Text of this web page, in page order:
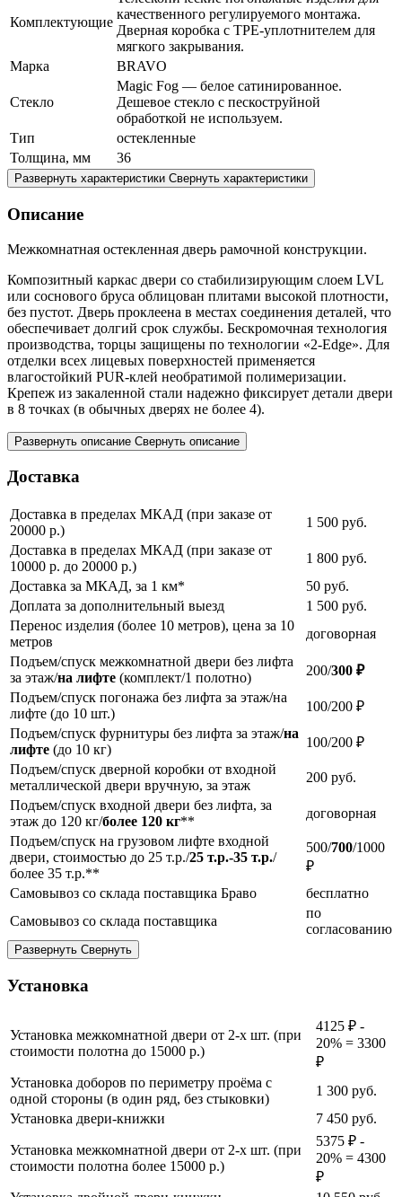
Комплектующие
качественного регулируемого монтажа.
Дверная коробка с TPE-уплотнителем для
мягкого закрывания.
Марка
BRAVO
Стекло
Magic Fog — белое сатинированное.
Дешевое стекло с пескоструйной
обработкой не используем.
Тип
остекленные
Толщина, мм
36
Развернуть характеристики Свернуть характеристики
Описание
Межкомнатная остекленная дверь рамочной конструкции.
Композитный каркас двери со стабилизирующим слоем LVL
или соснового бруса облицован плитами высокой плотности,
без пустот. Дверь проклеена в местах соединения деталей, что
обеспечивает долгий срок службы. Бескромочная технология
производства, торцы защищены по технологии «2-Edge». Для
отделки всех лицевых поверхностей применяется
влагостойкий PUR-клей необратимой полимеризации.
Крепеж из закаленной стали надежно фиксирует детали двери
в 8 точках (в обычных дверях не более 4).
Развернуть описание Свернуть описание
Доставка
Доставка в пределах МКАД (при заказе от
20000 р.)
1 500 руб.
Доставка в пределах МКАД (при заказе от
10000 р. до 20000 р.)
1 800 руб.
Доставка за МКАД, за 1 км*
50 руб.
Доплата за дополнительный выезд
1 500 руб.
Перенос изделия (более 10 метров), цена за 10
метров
договорная
Подъем/спуск межкомнатной двери без лифта
за этаж/на лифте (комплект/1 полотно) 200/300 ₽
Подъем/спуск погонажа без лифта за этаж/на
лифте (до 10 шт.)
100/200 ₽
Подъем/спуск фурнитуры без лифта за этаж/на
лифте (до 10 кг)
100/200 ₽
Подъем/спуск дверной коробки от входной
металлической двери вручную, за этаж
200 руб.
Подъем/спуск входной двери без лифта, за
этаж до 120 кг/более 120 кг**
договорная
Подъем/спуск на грузовом лифте входной
двери, стоимостью до 25 т.р./25 т.р.-35 т.р./
более 35 т.р.**
500/700/1000
₽
Самовывоз со склада поставщика Браво
бесплатно
Самовывоз со склада поставщика
по
согласованию
Развернуть Свернуть
Установка
Установка межкомнатной двери от 2-х шт. (при
стоимости полотна до 15000 р.)
4125 ₽ -
20% = 3300
₽
Установка доборов по периметру проёма с
одной стороны (в один ряд, без стыковки)
1 300 руб.
Установка двери-книжки
7 450 руб.
Установка межкомнатной двери от 2-х шт. (при
стоимости полотна более 15000 р.)
5375 ₽ -
20% = 4300
₽